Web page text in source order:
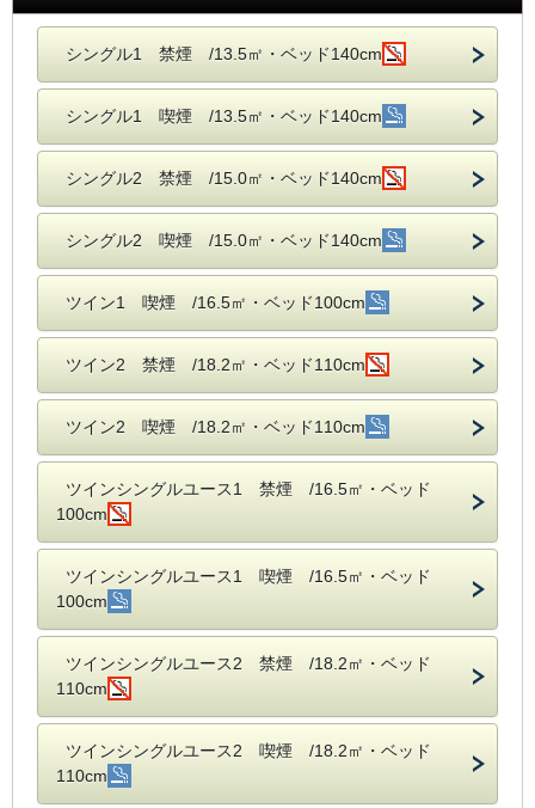
シングル1 禁煙 /13.5㎡・ベッド140cm
シングル1 喫煙 /13.5㎡・ベッド140cm
シングル2 禁煙 /15.0㎡・ベッド140cm
シングル2 喫煙 /15.0㎡・ベッド140cm
ツイン1 喫煙 /16.5㎡・ベッド100cm
ツイン2 禁煙 /18.2㎡・ベッド110cm
ツイン2 喫煙 /18.2㎡・ベッド110cm
ツインシングルユース1 禁煙 /16.5㎡・ベッド
100cm
ツインシングルユース1 喫煙 /16.5㎡・ベッド
100cm
ツインシングルユース2 禁煙 /18.2㎡・ベッド
110cm
ツインシングルユース2 喫煙 /18.2㎡・ベッド
110cm